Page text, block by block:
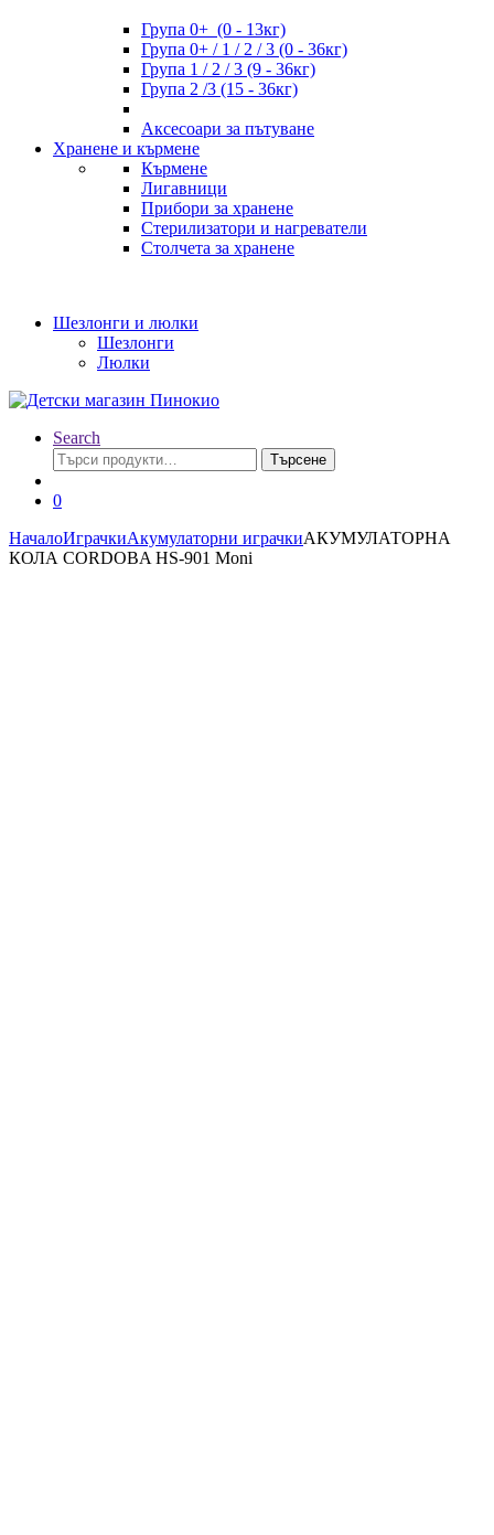
Група 0+ (0 - 13кг)
Група 0+ / 1 / 2 / 3 (0 - 36кг)
Група 1 / 2 / 3 (9 - 36кг)
Група 2 /3 (15 - 36кг)
Аксесоари за пътуване
Хранене и кърмене
Кърмене
Лигавници
Прибори за хранене
Стерилизатори и нагреватели
Столчета за хранене
Шезлонги и люлки
Шезлонги
Люлки
Search
Търсене
за:
Търсене
0
НачалоИграчкиАкумулаторни играчкиАКУМУЛАТОРНА
КОЛА CORDOBA HS-901 Moni